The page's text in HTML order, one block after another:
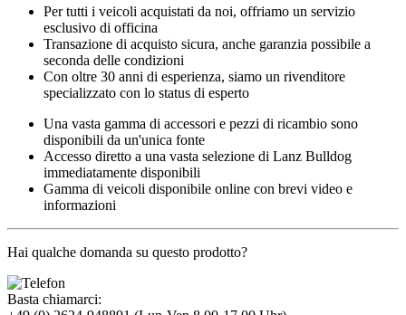
Per tutti i veicoli acquistati da noi, offriamo un servizio
esclusivo di officina
Transazione di acquisto sicura, anche garanzia possibile a
seconda delle condizioni
Con oltre 30 anni di esperienza, siamo un rivenditore
specializzato con lo status di esperto
Una vasta gamma di accessori e pezzi di ricambio sono
disponibili da un'unica fonte
Accesso diretto a una vasta selezione di Lanz Bulldog
immediatamente disponibili
Gamma di veicoli disponibile online con brevi video e
informazioni
Hai qualche domanda su questo prodotto?
Basta chiamarci: